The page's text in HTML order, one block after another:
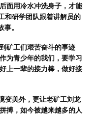
面用冷水冲洗身子，才能
和研学团队跟着讲解员的
。
矿工们艰苦奋斗的事迹
为青少年的我们，要学习
上一辈的接力棒，做好接
变美外，更让老矿工刘龙
搏，如今被越来越多的人